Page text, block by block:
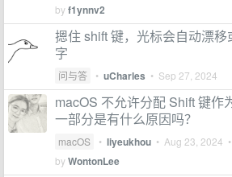
byf1ynnv2
摁住 shift 键，光标会自动漂移
字
问与答 • uCharles • Sep 27, 2024
macOS 不允许分配 Shift 键作
一部分是有什么原因吗？
macOS • liyeukhou • Aug 23, 2024
byWontonLee